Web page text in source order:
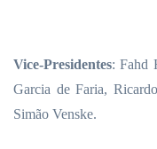
Vice-Presidentes: Fahd
Garcia de Faria,
Simão Venske.